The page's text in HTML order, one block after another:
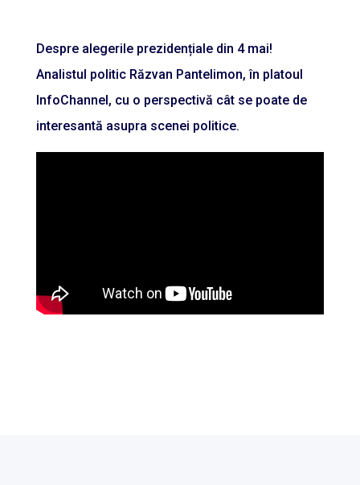
Despre alegerile prezidențiale din 4 mai!
Analistul politic Răzvan Pantelimon, în platoul
InfoChannel, cu o perspectivă cât se poate de
interesantă asupra scenei politice.